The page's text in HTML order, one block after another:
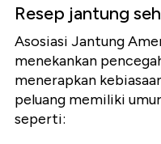
Resep jantung
Asosiasi Jantung
menekankan
menerapkan
peluang memiliki
seperti: